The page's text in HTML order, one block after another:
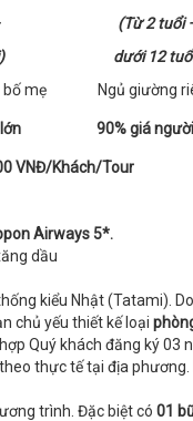
bố mẹ
(Từ 2 tuổi
dưới 12
Ngủ giường
90% giá
VNĐ/Khách/Tour
Airways 5*.
dầu
kiểu Nhật (Tatami).
chủ yếu thiết kế loại
Quý khách đăng ký 03
thực tế tại địa phương.
trình. Đặc biệt có 01